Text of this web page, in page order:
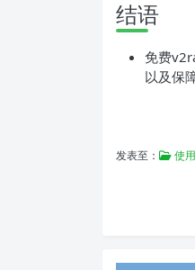
结语
免费
以及保
发表至： 使